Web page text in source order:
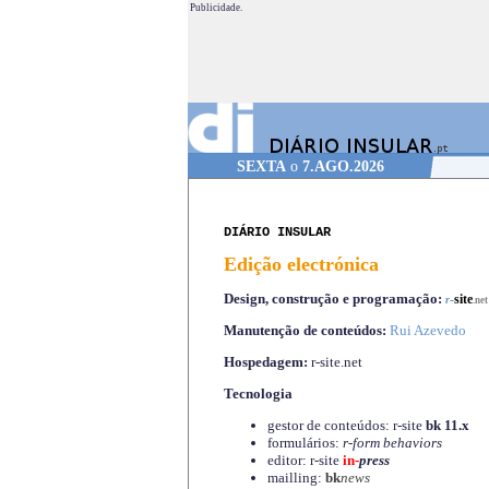
Publicidade.
SEXTAo 7.AGO.2026
DIÁRIO INSULAR
Edição electrónica
Design, construção e programação: r-site.net
Manutenção de conteúdos: Rui Azevedo
Hospedagem: r-site.net
Tecnologia
gestor de conteúdos: r-site bk 11.x
formulários: r-form behaviors
editor: r-site in-press
mailling: bknews